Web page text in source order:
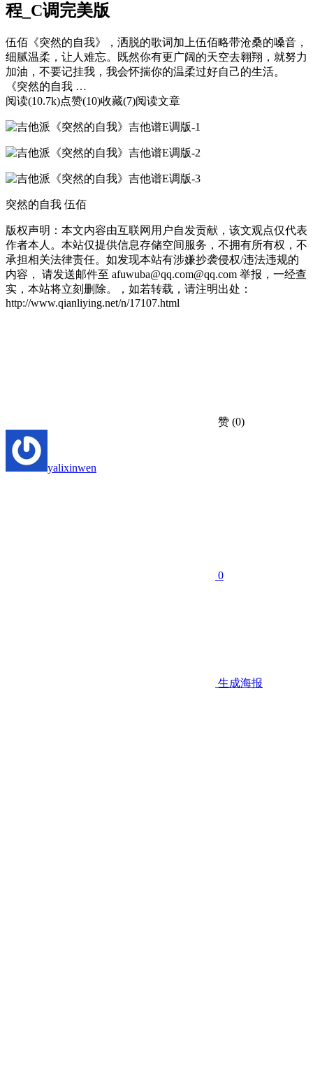
程_C调完美版
伍佰《突然的自我》，洒脱的歌词加上伍佰略带沧桑的嗓音，
细腻温柔，让人难忘。既然你有更广阔的天空去翱翔，就努力
加油，不要记挂我，我会怀揣你的温柔过好自己的生活。
《突然的自我 …
阅读(10.7k)点赞(10)收藏(7)阅读文章
突然的自我 伍佰
版权声明：本文内容由互联网用户自发贡献，该文观点仅代表
作者本人。本站仅提供信息存储空间服务，不拥有所有权，不
承担相关法律责任。如发现本站有涉嫌抄袭侵权/违法违规的
内容， 请发送邮件至 afuwuba@qq.com@qq.com 举报，一经查
实，本站将立刻删除。，如若转载，请注明出处：
http://www.qianliying.net/n/17107.html
赞 (0)
yalixinwen
0
生成海报